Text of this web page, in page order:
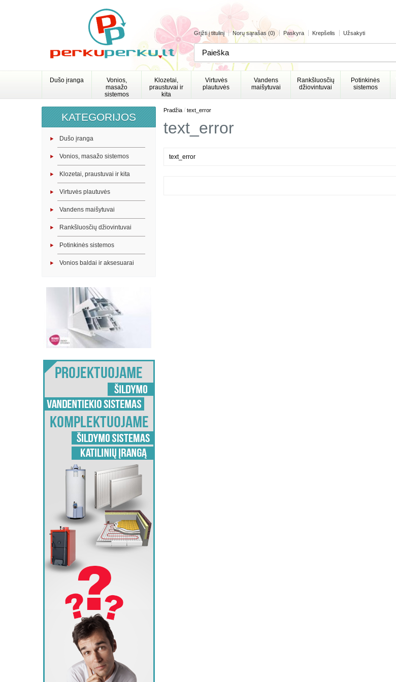
Grįžti į titulinį Norų sąrašas (0) Paskyra Krepšelis Užsakyti
Dušo įranga
Vonios,
masažo
sistemos
Klozetai,
praustuvai ir
kita
Virtuvės
plautuvės
Vandens
maišytuvai
Rankšluosčių
džiovintuvai
Potinkinės
sistemos
KATEGORIJOS
Dušo įranga
Vonios, masažo sistemos
Klozetai, praustuvai ir kita
Virtuvės plautuvės
Vandens maišytuvai
Rankšluosčių džiovintuvai
Potinkinės sistemos
Vonios baldai ir aksesuarai
Pradžia / text_error
text_error
text_error